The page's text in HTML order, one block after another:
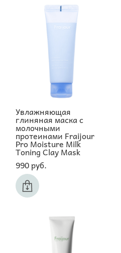
Увлажняющая
глиняная маска с
молочными
протеинами Fraijour
Pro Moisture Milk
Toning Clay Mask
990 pуб.